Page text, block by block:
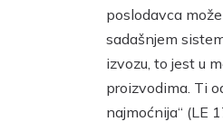
poslodavca
sadašnjem
izvozu, to jest u
proizvodima. Ti
najmoćnija“ (LE